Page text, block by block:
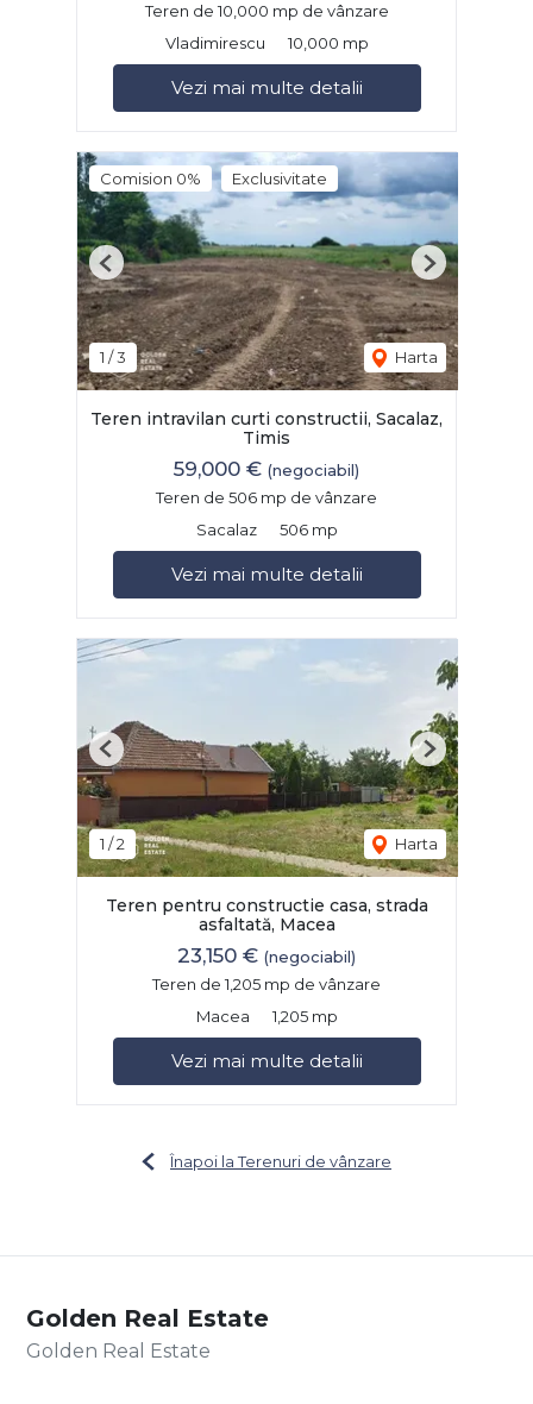
Teren de 10,000 mp de vânzare
Vladimirescu
10,000 mp
Vezi mai multe detalii
Comision 0% Exclusivitate
1 /3 Harta
Previous Next
Teren intravilan curti constructii, Sacalaz,
Timis
59,000 € (negociabil)
Teren de 506 mp de vânzare
Sacalaz
506 mp
Vezi mai multe detalii
1 /2 Harta
Previous Next
Teren pentru constructie casa, strada
asfaltată, Macea
23,150 € (negociabil)
Teren de 1,205 mp de vânzare
Macea
1,205 mp
Vezi mai multe detalii
Înapoi la Terenuri de vânzare
Golden Real Estate